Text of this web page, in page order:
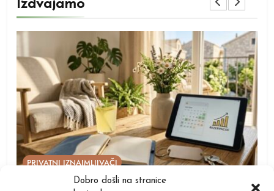
Dobro došli na stranice
Izdvajamo
DOKUMENTACIJA VODIČI